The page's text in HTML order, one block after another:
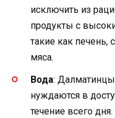
исключить из
продукты с
такие как
мяса.
Вода:
нуждаются в
течение всего